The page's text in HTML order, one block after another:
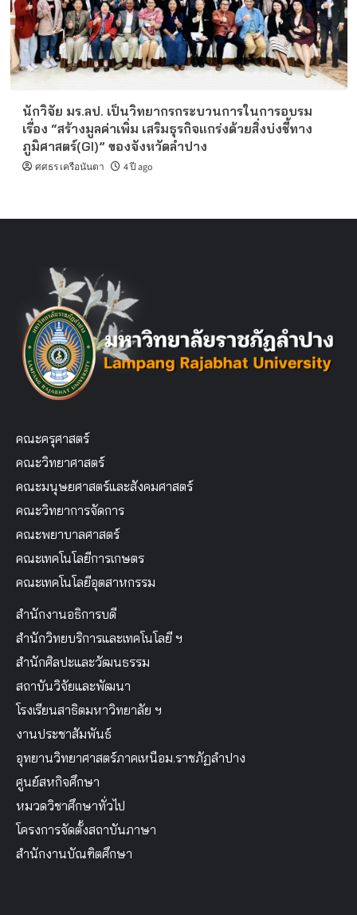
นักวิจัย มร.ลป. เป็นวิทยากรกระบวนการในการอบรม
เรื่อง “สร้างมูลค่าเพิ่ม เสริมธุรกิจแกร่งด้วยสิ่งบ่งชี้ทาง
ภูมิศาสตร์(GI)” ของจังหวัดลำปาง
ศศธร เครือนันตา 4 ปี ago
คณะครุศาสตร์
คณะวิทยาศาสตร์
คณะมนุษยศาสตร์และสังคมศาสตร์
คณะวิทยาการจัดการ
คณะพยาบาลศาสตร์
คณะเทคโนโลยีการเกษตร
คณะเทคโนโลยีอุตสาหกรรม
สำนักงานอธิการบดี
สำนักวิทยบริการและเทคโนโลยี ฯ
สำนักศิลปะและวัฒนธรรม
สถาบันวิจัยและพัฒนา
โรงเรียนสาธิตมหาวิทยาลัย ฯ
งานประชาสัมพันธ์
อุทยานวิทยาศาสตร์ภาคเหนือม.ราชภัฏลำปาง
ศูนย์สหกิจศึกษา
หมวดวิชาศึกษาทั่วไป
โครงการจัดตั้งสถาบันภาษา
สำนักงานบัณฑิตศึกษา